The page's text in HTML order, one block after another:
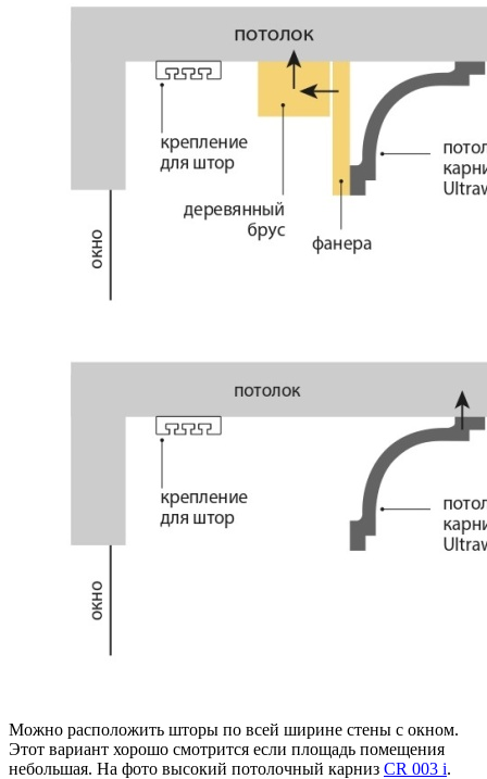
Можно расположить шторы по всей ширине стены с окном.
Этот вариант хорошо смотрится если площадь помещения
небольшая. На фото высокий потолочный карниз CR 003 i.